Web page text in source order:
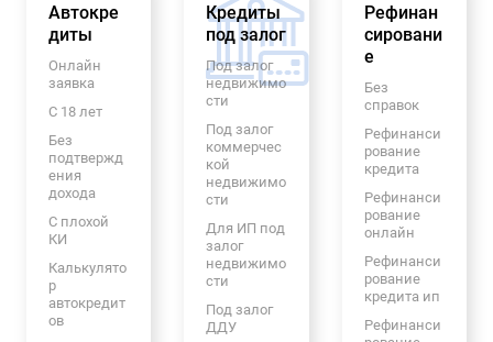
Автокре
диты
Онлайн
заявка
С 18 лет
Без
подтвержд
ения
дохода
С плохой
КИ
Калькулято
р
автокредит
ов
Кредиты
под залог
Под залог
недвижимо
сти
Под залог
коммерчес
кой
недвижимо
сти
Для ИП под
залог
недвижимо
сти
Под залог
ДДУ
Рефинан
сировани
е
Без
справок
Рефинанси
рование
кредита
Рефинанси
рование
онлайн
Рефинанси
рование
кредита ип
Рефинанси